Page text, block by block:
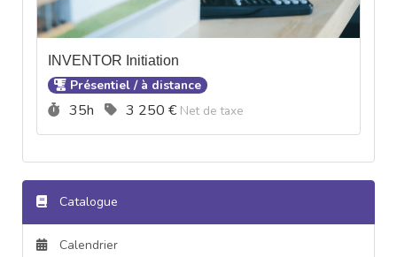
INVENTOR Initiation
Présentiel / à distance
Durée :
35h Prix :
3 250 € Net de taxe
Catalogue
Calendrier